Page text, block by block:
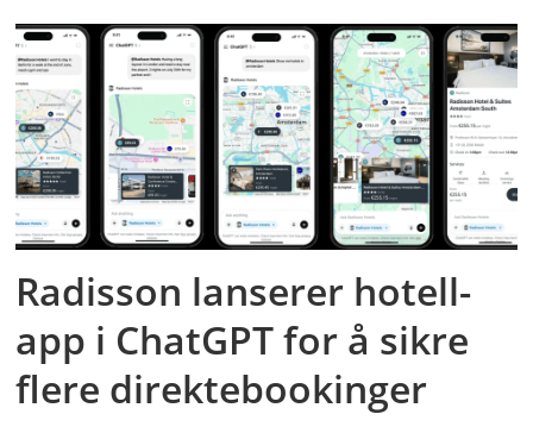
Radisson lanserer hotell-
app i ChatGPT for å sikre
flere direktebookinger